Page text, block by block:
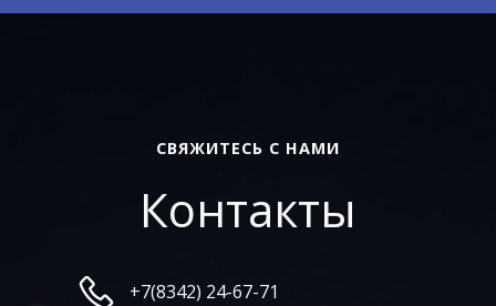
СВЯЖИТЕСЬ С НАМИ
Контакты
+7(8342) 24-67-71